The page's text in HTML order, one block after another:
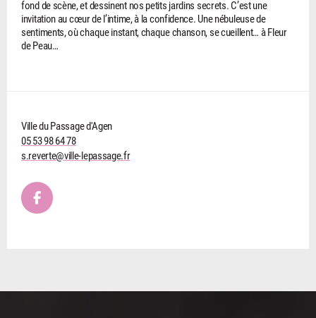
fond de scène, et dessinent nos petits jardins secrets. C’est une
invitation au cœur de l’intime, à la confidence. Une nébuleuse de
sentiments, où chaque instant, chaque chanson, se cueillent… à Fleur
de Peau…
Ville du Passage d'Agen
05 53 98 64 78
s.reverte@ville-lepassage.fr